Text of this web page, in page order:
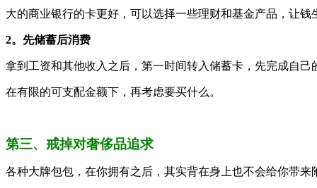
大的商业银行的卡更好，可以选择一些理财和基金产品，让钱
2。先储蓄后消费
拿到工资和其他收入之后，第一时间转入储蓄卡，先完成自己
在有限的可支配金额下，再考虑要买什么。
第三、戒掉对奢侈品追求
各种大牌包包，在你拥有之后，其实背在身上也不会给你带来